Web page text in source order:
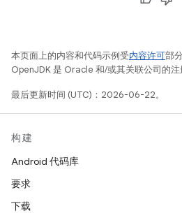
本页面上的内容和代码示例受内容许可部
OpenJDK 是 Oracle 和/或其关联公司的注
最后更新时间 (UTC)：2026-06-22。
构建
Android 代码库
要求
下载